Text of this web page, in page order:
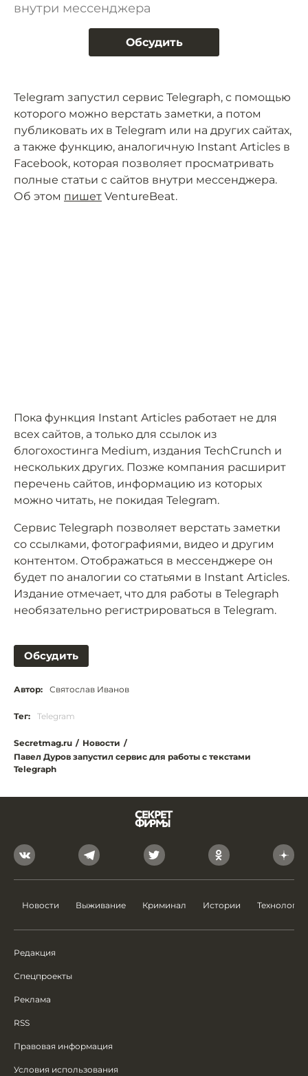
внутри мессенджера
Обсудить
Telegram запустил сервис Telegraph, с помощью
которого можно верстать заметки, а потом
публиковать их в Telegram или на других сайтах,
а также функцию, аналогичную Instant Articles в
Facebook, которая позволяет просматривать
полные статьи с сайтов внутри мессенджера.
Об этом пишет VentureBeat.
Пока функция Instant Articles работает не для
всех сайтов, а только для ссылок из
блогохостинга Medium, издания TechCrunch и
нескольких других. Позже компания расширит
перечень сайтов, информацию из которых
можно читать, не покидая Telegram.
Сервис Telegraph позволяет верстать заметки
со ссылками, фотографиями, видео и другим
контентом. Отображаться в мессенджере он
будет по аналогии со статьями в Instant Articles.
Издание отмечает, что для работы в Telegraph
необязательно регистрироваться в Telegram.
Обсудить
Автор: Святослав Иванов
Тег: Telegram
Secretmag.ru / Новости /
Павел Дуров запустил сервис для работы с текстами
Telegraph
Новости Выживание Криминал Истории Технологии
Редакция
Спецпроекты
Реклама
RSS
Правовая информация
Условия использования